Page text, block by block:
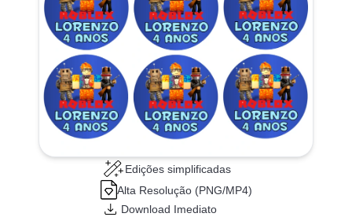
Edições simplificadas
Alta Resolução (PNG/MP4)
Download Imediato